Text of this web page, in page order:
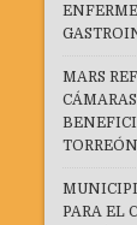
MARS
PARA EL